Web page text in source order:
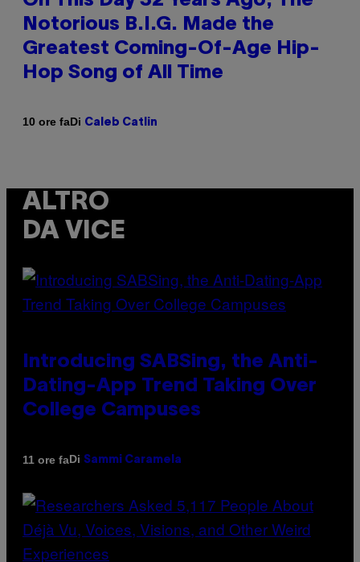
Notorious B.I.G. Made the
Greatest Coming-Of-Age Hip-
Hop Song of All Time
10 ore faDi Caleb Catlin
ALTRO
DA VICE
Introducing SABSing, the Anti-
Dating-App Trend Taking Over
College Campuses
11 ore faDi Sammi Caramela